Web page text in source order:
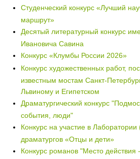
Студенческий конкурс «Лучший
маршрут»
Десятый литературный конкурс
Ивановича Савина
Конкурс «Клумбы России 2026»
Конкурс художественных работ,
известным мостам Санкт-
Львиному и Египетском
Драматургический конкурс
события, люди"
Конкурс на участие в
драматургов «Отцы и дети»
Конкурс романов "Место действия